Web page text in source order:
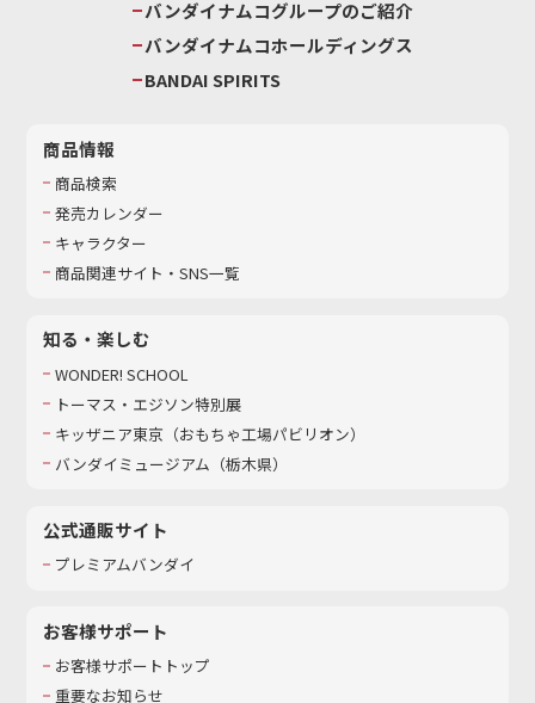
バンダイナムコグループのご紹介
バンダイナムコホールディングス
BANDAI SPIRITS
商品情報
商品検索
発売カレンダー
キャラクター
商品関連サイト・SNS一覧
知る・楽しむ
WONDER! SCHOOL
トーマス・エジソン特別展
キッザニア東京（おもちゃ工場パビリオン）​
バンダイミュージアム（栃木県）
公式通販サイト
プレミアムバンダイ
お客様サポート
お客様サポートトップ
重要なお知らせ